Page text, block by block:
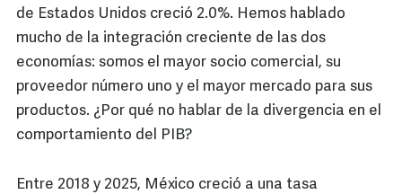
de Estados Unidos creció 2.0%. Hemos hablado
mucho de la integración creciente de las dos
economías: somos el mayor socio comercial, su
proveedor número uno y el mayor mercado para sus
productos. ¿Por qué no hablar de la divergencia en el
comportamiento del PIB?
Entre 2018 y 2025, México creció a una tasa